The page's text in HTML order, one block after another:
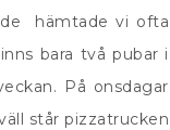
hämtade vi ofta
bara två pubar i
På onsdagar
står pizzatrucken